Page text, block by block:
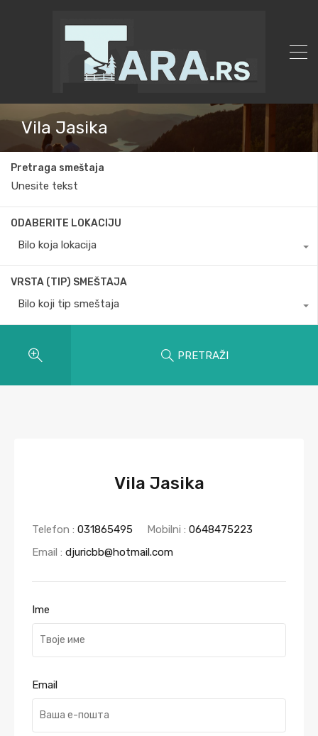
Vila Jasika
Pretraga smeštaja
ODABERITE LOKACIJU
Bilo koja lokacija
VRSTA (TIP) SMEŠTAJA
Bilo koji tip smeštaja
PRETRAŽI
Vila Jasika
Telefon : 031865495 Mobilni : 0648475223
Email : djuricbb@hotmail.com
Ime
Email